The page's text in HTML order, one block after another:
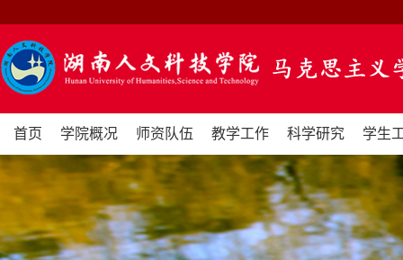
首页 学院概况 师资队伍 教学工作 科学研究 学生